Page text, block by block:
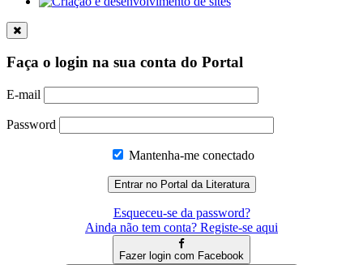
Faça o login na sua conta do Portal
E-mail
Password
Mantenha-me conectado
Esqueceu-se da password?
Ainda não tem conta? Registe-se aqui
Fazer login com Facebook